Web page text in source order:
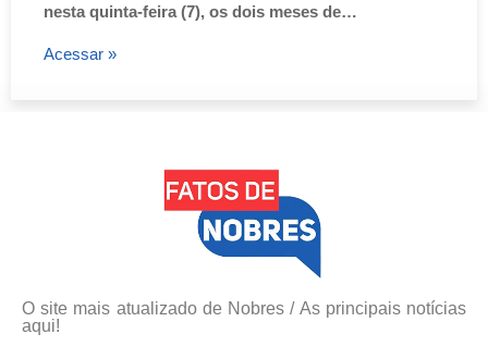
nesta quinta-feira (7), os dois meses de…
Acessar »
O site mais atualizado de Nobres / As principais notícias
aqui!